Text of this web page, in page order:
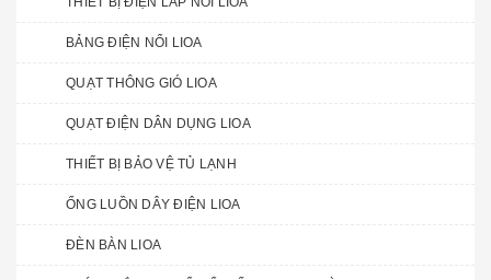
BẢNG ĐIỆN NỔI LIOA
QUẠT THÔNG GIÓ LIOA
QUẠT ĐIỆN DÂN DỤNG LIOA
THIẾT BỊ BẢO VỆ TỦ LẠNH
ỐNG LUỒN DÂY ĐIỆN LIOA
ĐÈN BÀN LIOA